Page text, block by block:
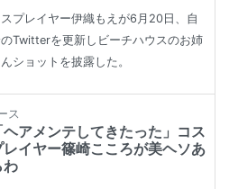
スプレイヤー伊織もえが6月20日、自
Twitterを更新しビーチハウスのお姉
ショットを披露した。
ス
ヘアメンテしてきたった」コス
レイヤー篠崎こころが美ヘソあ
わ